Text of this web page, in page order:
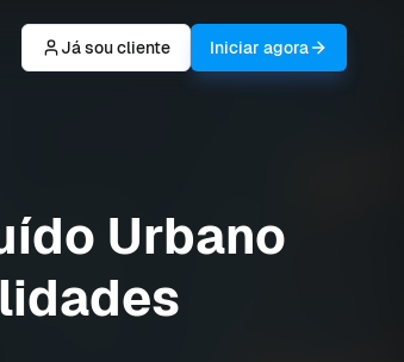
Já sou cliente Iniciar agora
Urbano